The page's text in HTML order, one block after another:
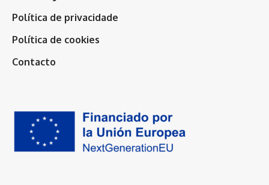
Política de privacidade
Política de cookies
Contacto